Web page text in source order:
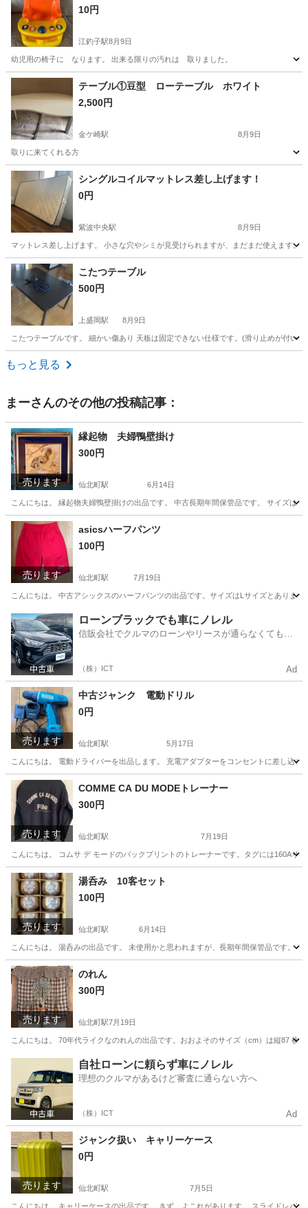
10円
江釣子駅8月9日
幼児用の椅子に なります。 出来る限りの汚れは 取りました。
岩手 北上市 江釣子駅 椅子
テーブル①豆型 ローテーブル ホワイト
2,500円
金ケ崎駅 8月9日
取りに来てくれる方
岩手 胆沢郡 金ケ崎駅 オフィス用家具 ロー
シングルコイルマットレス差し上げます！
0円
紫波中央駅 8月9日
マットレス差し上げます。 小さな穴やシミが見受けられますが、まだまだ使えます
岩手 紫波郡 紫波中央駅
こたつテーブル
500円
上盛岡駅 8月9日
こたつテーブルです。 細かい傷あり 天板は固定できない仕様です。(滑り止めが付
岩手 盛岡市
もっと見る
まーさんのその他の投稿記事：
売ります
縁起物 夫婦鴨壁掛け
300円
仙北町駅 6月14日
こんにちは。 縁起物夫婦鴨壁掛けの出品です。 中古長期年間保管品です。 サイズは
岩手 盛岡市 インテリア雑貨/小物
売ります
asicsハーフパンツ
100円
仙北町駅 7月19日
こんにちは。 中古アシックスのハーフパンツの出品です。サイズはLサイズとありま
岩手 盛岡市 仙北町駅 スポーツウェア ハーフパンツ
ローンブラックでも車にノレル
信販会社でクルマのローンやリースが通らなくてもク
（株）ICT Ad
売ります
中古ジャンク 電動ドリル
0円
仙北町駅 5月17日
こんにちは。 電動ドライバーを出品します。 充電アダプターをコンセントに差し込
岩手 盛岡市 電動
売ります
COMME CA DU MODEトレーナー
300円
仙北町駅 7月19日
こんにちは。 コムサ デ モードのバックプリントのトレーナーです。タグには160A
岩手 盛岡市 仙北町駅 トレーナー
売ります
湯呑み 10客セット
100円
仙北町駅 6月14日
こんにちは。 湯呑みの出品です。 未使用かと思われますが、長期年間保管品です。
岩手 盛岡市 仙北町駅
売ります
のれん
300円
仙北町駅7月19日
こんにちは。 70年代ライクなのれんの出品です。おおよそのサイズ（cm）は縦87
仙北町駅 インテリア雑貨/小物 70年代
自社ローンに頼らず車にノレル
理想のクルマがあるけど審査に通らない方へ
（株）ICT Ad
売ります
ジャンク扱い キャリーケース
0円
仙北町駅 7月5日
こんにちは。 キャリーケースの出品です。 きず、よこれがあります。 スライドレバ